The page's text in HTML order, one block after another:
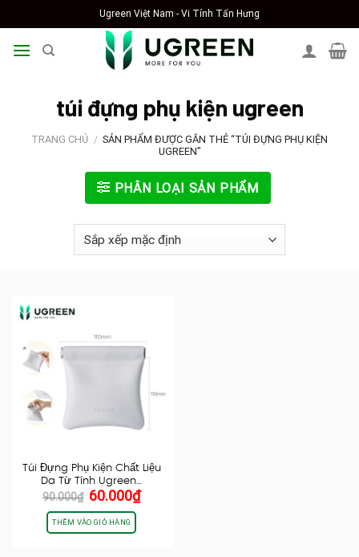
to
content
Ugreen Việt Nam - Vi Tính Tấn Hưng
túi đựng phụ kiện ugreen
TRANG CHỦ / SẢN PHẨM ĐƯỢC GẮN THẺ “TÚI ĐỰNG PHỤ KIỆN
UGREEN”
PHÂN LOẠI SẢN PHẨM
Túi Đựng Phụ Kiện Chất Liệu
Da Từ Tính Ugreen…
90.000₫ Giá
gốc
là:
90.000₫.
60.000₫Giá
THÊM VÀO GIỎ HÀNG